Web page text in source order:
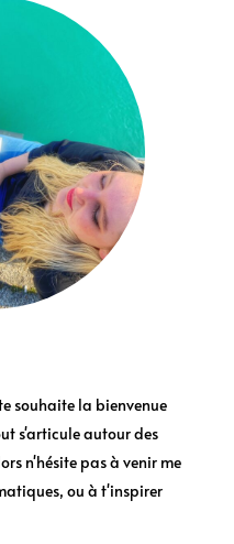
souhaite la bienvenue
s'articule autour des
n'hésite pas à venir me
ou à t'inspirer